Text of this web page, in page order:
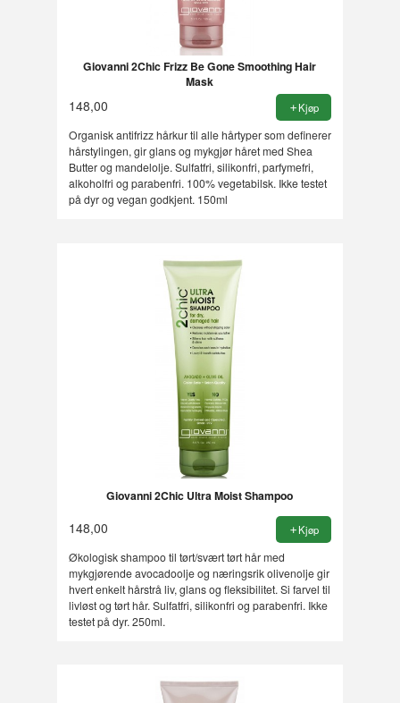
Giovanni 2Chic Frizz Be Gone Smoothing Hair
Mask
148,00 Kjøp
Organisk antifrizz hårkur til alle hårtyper som definerer
hårstylingen, gir glans og mykgjør håret med Shea
Butter og mandelolje. Sulfatfri, silikonfri, parfymefri,
alkoholfri og parabenfri. 100% vegetabilsk. Ikke testet
på dyr og vegan godkjent. 150ml
Giovanni 2Chic Ultra Moist Shampoo
148,00 Kjøp
Økologisk shampoo til tørt/svært tørt hår med
mykgjørende avocadoolje og næringsrik olivenolje gir
hvert enkelt hårstrå liv, glans og fleksibilitet. Si farvel til
livløst og tørt hår. Sulfatfri, silikonfri og parabenfri. Ikke
testet på dyr. 250ml.